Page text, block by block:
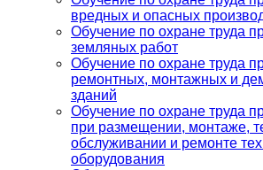
вредных и опасных
Обучение по охране труда
земляных работ
Обучение по охране труда
ремонтных, монтажных и
зданий
Обучение по охране труда
при размещении, монтаже,
обслуживании и ремонте
оборудования